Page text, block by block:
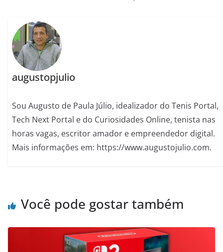
augustopjulio
Sou Augusto de Paula Júlio, idealizador do Tenis Portal,
Tech Next Portal e do Curiosidades Online, tenista nas
horas vagas, escritor amador e empreendedor digital.
Mais informações em: https://www.augustojulio.com.
Você pode gostar também